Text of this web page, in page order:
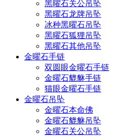
黑曜石关公吊坠
黑曜石龙牌吊坠
冰种黑曜石吊坠
黑曜石狐狸吊坠
黑曜石其他吊坠
金曜石手链
双圆眼金曜石手链
金曜石貔貅手链
猫眼金曜石手链
金曜石吊坠
金曜石本命佛
金曜石貔貅吊坠
金曜石关公吊坠